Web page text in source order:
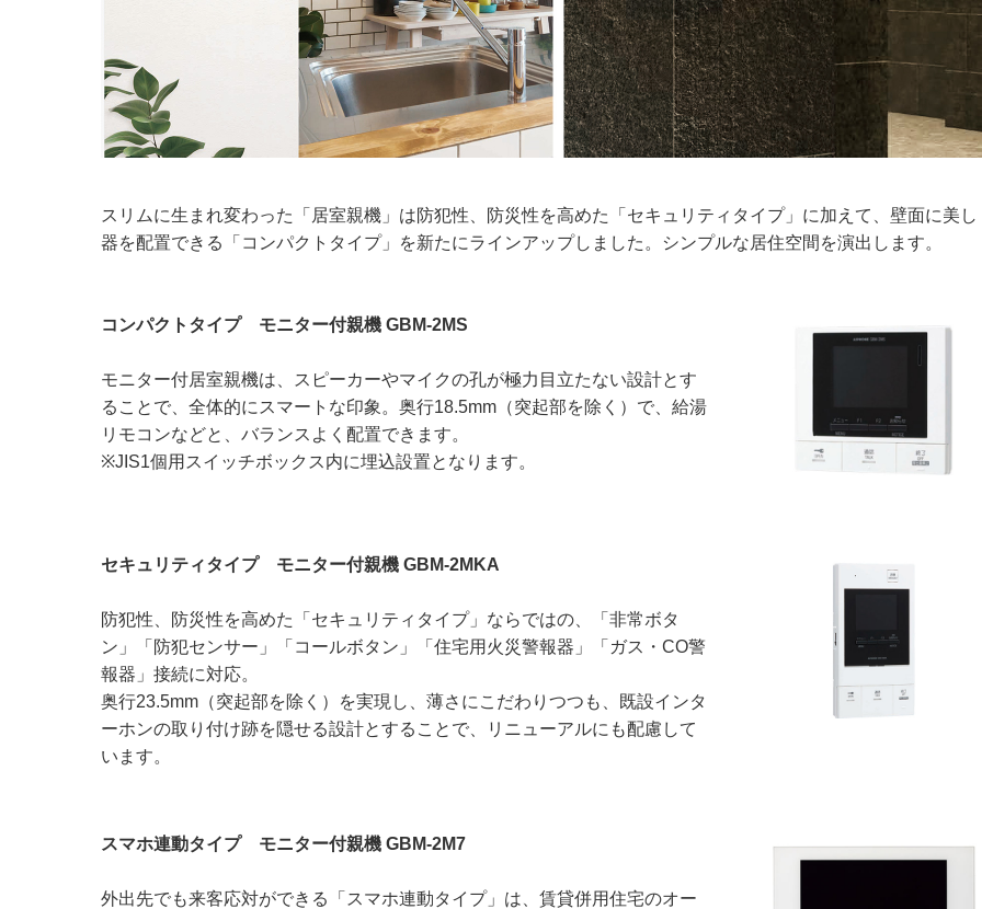
スリムに生まれ変わった「居室親機」は防犯性、防災性を高めた「セキュリティタイプ」に加えて、壁面に美し
器を配置できる「コンパクトタイプ」を新たにラインアップしました。シンプルな居住空間を演出します。
コンパクトタイプ モニター付親機 GBM-2MS
モニター付居室親機は、スピーカーやマイクの孔が極力目立たない設計とす
ることで、全体的にスマートな印象。奥行18.5mm（突起部を除く）で、給湯
リモコンなどと、バランスよく配置できます。
※JIS1個用スイッチボックス内に埋込設置となります。
セキュリティタイプ モニター付親機 GBM-2MKA
防犯性、防災性を高めた「セキュリティタイプ」ならではの、「非常ボタ
ン」「防犯センサー」「コールボタン」「住宅用火災警報器」「ガス・CO警
報器」接続に対応。
奥行23.5mm（突起部を除く）を実現し、薄さにこだわりつつも、既設インタ
ーホンの取り付け跡を隠せる設計とすることで、リニューアルにも配慮して
います。
スマホ連動タイプ モニター付親機 GBM-2M7
外出先でも来客応対ができる「スマホ連動タイプ」は、賃貸併用住宅のオー